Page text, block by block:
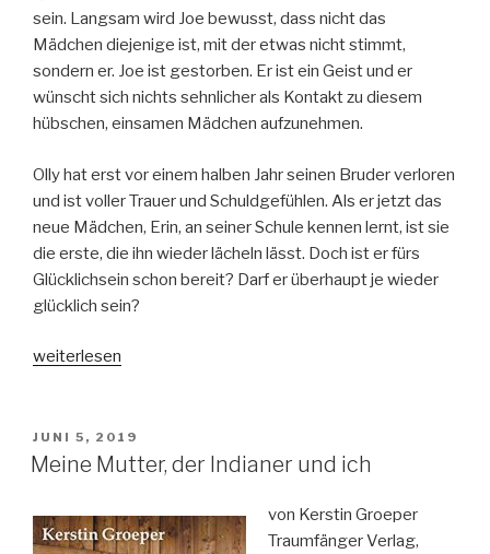
sein. Langsam wird Joe bewusst, dass nicht das
Mädchen diejenige ist, mit der etwas nicht stimmt,
sondern er. Joe ist gestorben. Er ist ein Geist und er
wünscht sich nichts sehnlicher als Kontakt zu diesem
hübschen, einsamen Mädchen aufzunehmen.
Olly hat erst vor einem halben Jahr seinen Bruder verloren
und ist voller Trauer und Schuldgefühlen. Als er jetzt das
neue Mädchen, Erin, an seiner Schule kennen lernt, ist sie
die erste, die ihn wieder lächeln lässt. Doch ist er fürs
Glücklichsein schon bereit? Darf er überhaupt je wieder
glücklich sein?
„Meine
jetzt“
weiterlesen
VERÖFFENTLICHT
AM
JUNI 5, 2019
Meine Mutter, der Indianer und ich
von Kerstin Groeper
Traumfänger Verlag,